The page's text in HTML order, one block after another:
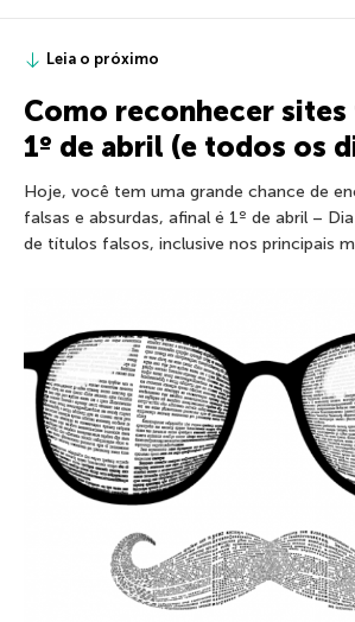
Leia o próximo
Como reconhecer
1º de abril (e todos os
Hoje, você tem uma grande chance de
falsas e absurdas, afinal é 1º de abril –
de títulos falsos, inclusive nos principais